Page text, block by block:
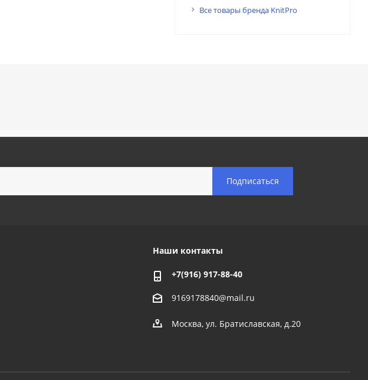
Все товары бренда KnitPro
Наши контакты
+7(916) 917-88-40
9169178840@mail.ru
Москва, ул. Братиславская, д.20